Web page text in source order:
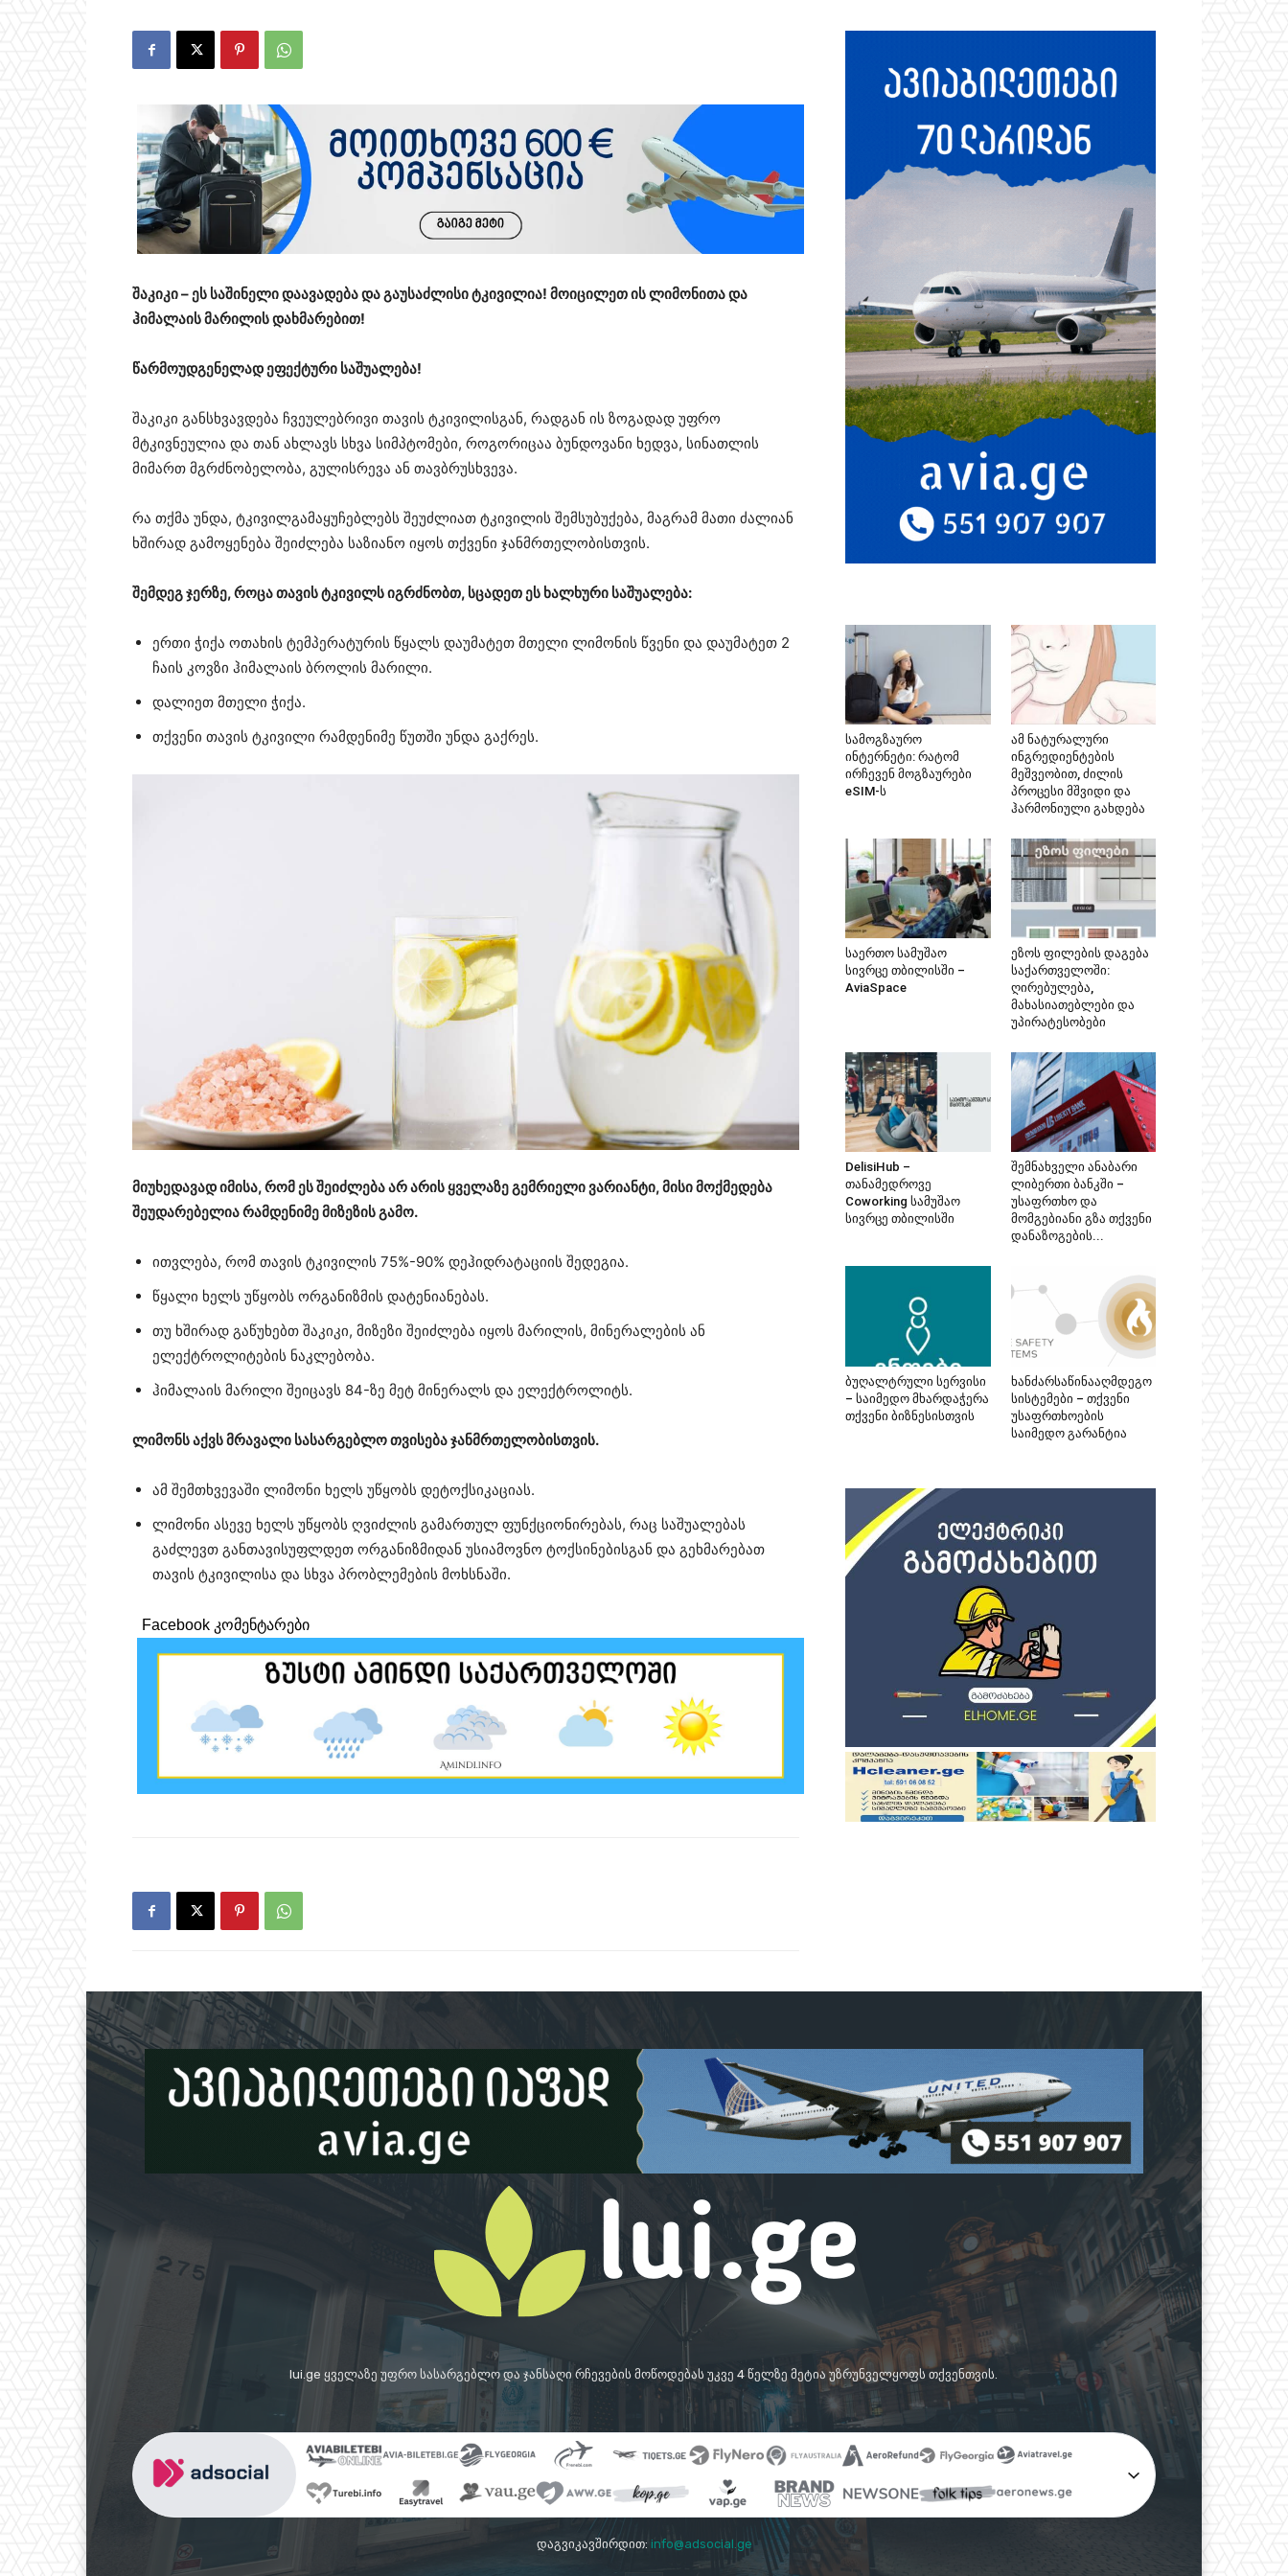
შაკიკი – ეს საშინელი დაავადება და გაუსაძლისი ტკივილია! მოიცილეთ ის ლიმონითა და
ჰიმალაის მარილის დახმარებით!
წარმოუდგენელად ეფექტური საშუალება!
შაკიკი განსხვავდება ჩვეულებრივი თავის ტკივილისგან, რადგან ის ზოგადად უფრო
მტკივნეულია და თან ახლავს სხვა სიმპტომები, როგორიცაა ბუნდოვანი ხედვა, სინათლის
მიმართ მგრძნობელობა, გულისრევა ან თავბრუსხვევა.
რა თქმა უნდა, ტკივილგამაყუჩებლებს შეუძლიათ ტკივილის შემსუბუქება, მაგრამ მათი ძალიან
ხშირად გამოყენება შეიძლება საზიანო იყოს თქვენი ჯანმრთელობისთვის.
შემდეგ ჯერზე, როცა თავის ტკივილს იგრძნობთ, სცადეთ ეს ხალხური საშუალება:
ერთი ჭიქა ოთახის ტემპერატურის წყალს დაუმატეთ მთელი ლიმონის წვენი და დაუმატეთ 2
ჩაის კოვზი ჰიმალაის ბროლის მარილი.
დალიეთ მთელი ჭიქა.
თქვენი თავის ტკივილი რამდენიმე წუთში უნდა გაქრეს.
მიუხედავად იმისა, რომ ეს შეიძლება არ არის ყველაზე გემრიელი ვარიანტი, მისი მოქმედება
შეუდარებელია რამდენიმე მიზეზის გამო.
ითვლება, რომ თავის ტკივილის 75%-90% დეჰიდრატაციის შედეგია.
წყალი ხელს უწყობს ორგანიზმის დატენიანებას.
თუ ხშირად გაწუხებთ შაკიკი, მიზეზი შეიძლება იყოს მარილის, მინერალების ან
ელექტროლიტების ნაკლებობა.
ჰიმალაის მარილი შეიცავს 84-ზე მეტ მინერალს და ელექტროლიტს.
ლიმონს აქვს მრავალი სასარგებლო თვისება ჯანმრთელობისთვის.
ამ შემთხვევაში ლიმონი ხელს უწყობს დეტოქსიკაციას.
ლიმონი ასევე ხელს უწყობს ღვიძლის გამართულ ფუნქციონირებას, რაც საშუალებას
გაძლევთ განთავისუფლდეთ ორგანიზმიდან უსიამოვნო ტოქსინებისგან და გეხმარებათ
თავის ტკივილისა და სხვა პრობლემების მოხსნაში.
Facebook კომენტარები
სამოგზაურო
ინტერნეტი: რატომ
ირჩევენ მოგზაურები
eSIM-ს
ამ ნატურალური
ინგრედიენტების
მეშვეობით, ძილის
პროცესი მშვიდი და
ჰარმონიული გახდება
საერთო სამუშაო
სივრცე თბილისში –
AviaSpace
ეზოს ფილების დაგება
საქართველოში:
ღირებულება,
მახასიათებლები და
უპირატესობები
DelisiHub –
თანამედროვე
Coworking სამუშაო
სივრცე თბილისში
შემნახველი ანაბარი
ლიბერთი ბანკში –
უსაფრთხო და
მომგებიანი გზა თქვენი
დანაზოგების...
ბუღალტრული სერვისი
– საიმედო მხარდაჭერა
თქვენი ბიზნესისთვის
ხანძარსაწინააღმდეგო
სისტემები – თქვენი
უსაფრთხოების
საიმედო გარანტია
lui.ge ყველაზე უფრო სასარგებლო და ჯანსაღი რჩევების მოწოდებას უკვე 4 წელზე მეტია უზრუნველყოფს თქვენთვის.
დაგვიკავშირდით: info@adsocial.ge